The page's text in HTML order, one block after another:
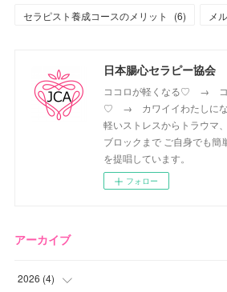
セラピスト養成コースのメリット
(6) メ
日本腸心セラピー協会
ココロが軽くなる♡ → コ
♡ → カワイイわたしにな
軽いストレスからトラウマ
ブロックまで ご自身でも簡
を提唱しています。
フォロー
アーカイブ
2026 (4)